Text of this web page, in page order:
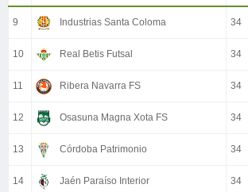
9 Industrias Santa Coloma 34
10 Real Betis Futsal 34
11 Ribera Navarra FS 34
12 Osasuna Magna Xota FS 34
13 Córdoba Patrimonio 34
14 Jaén Paraíso Interior 34